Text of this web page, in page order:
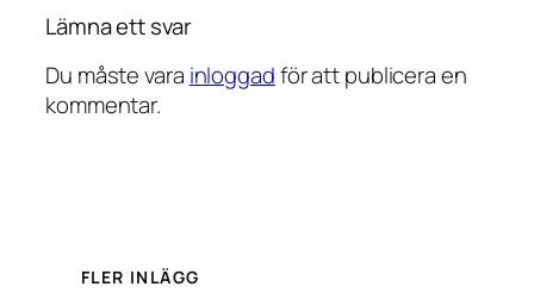
Lämna ett svar
Du måste vara inloggadför att publicera en
kommentar.
FLER INLÄGG